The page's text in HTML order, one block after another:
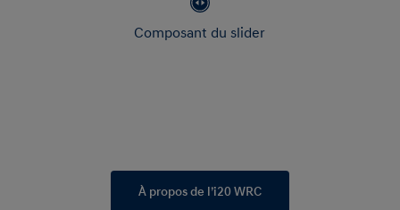
Composant du slider
À propos de l’i20 WRC